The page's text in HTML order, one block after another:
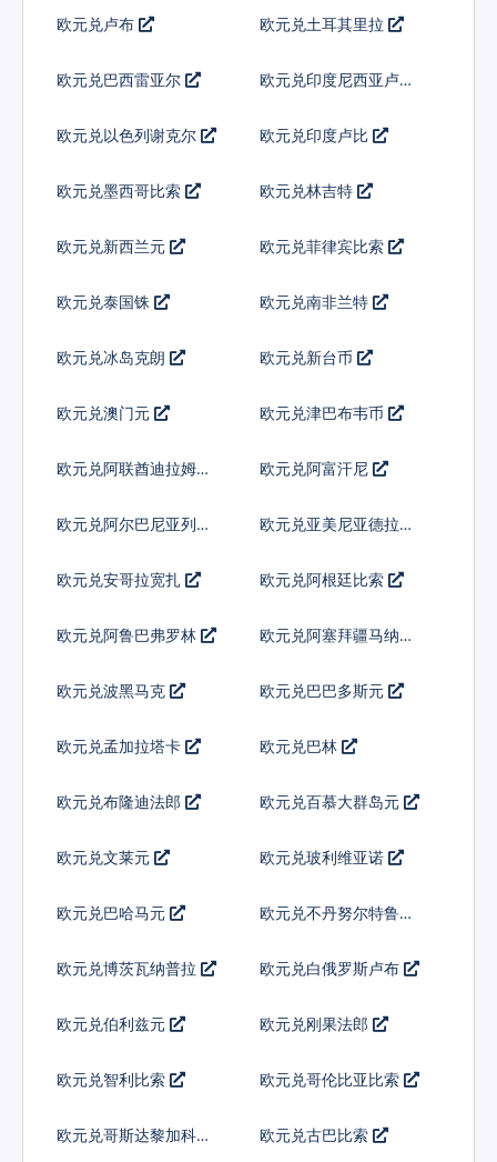
欧元兑卢布 欧元兑土耳其里拉
欧元兑巴西雷亚尔 欧元兑印度尼西亚卢比
欧元兑以色列谢克尔 欧元兑印度卢比
欧元兑墨西哥比索 欧元兑林吉特
欧元兑新西兰元 欧元兑菲律宾比索
欧元兑泰国铢 欧元兑南非兰特
欧元兑冰岛克朗 欧元兑新台币
欧元兑澳门元 欧元兑津巴布韦币
欧元兑阿联酋迪拉姆流
欧元兑阿富汗尼
欧元兑阿尔巴尼亚列克 欧元兑亚美尼亚德拉姆
欧元兑安哥拉宽扎 欧元兑阿根廷比索
欧元兑阿鲁巴弗罗林 欧元兑阿塞拜疆马纳特
欧元兑波黑马克 欧元兑巴巴多斯元
欧元兑孟加拉塔卡 欧元兑巴林
欧元兑布隆迪法郎 欧元兑百慕大群岛元
欧元兑文莱元 欧元兑玻利维亚诺
欧元兑巴哈马元 欧元兑不丹努尔特鲁姆
欧元兑博茨瓦纳普拉 欧元兑白俄罗斯卢布
欧元兑伯利兹元 欧元兑刚果法郎
欧元兑智利比索 欧元兑哥伦比亚比索
欧元兑哥斯达黎加科朗 欧元兑古巴比索